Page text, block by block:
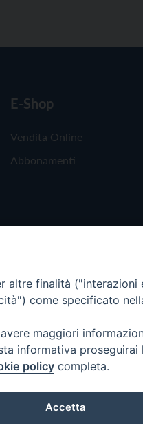
E-Shop
Vendita Online
Abbonamenti
altre finalità ("interazioni
come specificato
maggiori
informativa proseguirai
policy completa.
Accetta